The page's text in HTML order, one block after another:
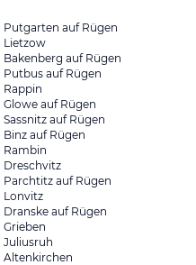
Putgarten auf Rügen
Lietzow
Bakenberg auf Rügen
Putbus auf Rügen
Rappin
Glowe auf Rügen
Sassnitz auf Rügen
Binz auf Rügen
Rambin
Dreschvitz
Parchtitz auf Rügen
Lonvitz
Dranske auf Rügen
Grieben
Juliusruh
Altenkirchen